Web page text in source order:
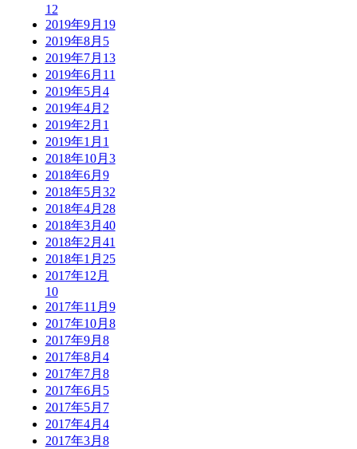
12
2019年9月 19
2019年8月 5
2019年7月 13
2019年6月 11
2019年5月 4
2019年4月 2
2019年2月 1
2019年1月 1
2018年10月 3
2018年6月 9
2018年5月 32
2018年4月 28
2018年3月 40
2018年2月 41
2018年1月 25
2017年12月
10
2017年11月 9
2017年10月 8
2017年9月 8
2017年8月 4
2017年7月 8
2017年6月 5
2017年5月 7
2017年4月 4
2017年3月 8